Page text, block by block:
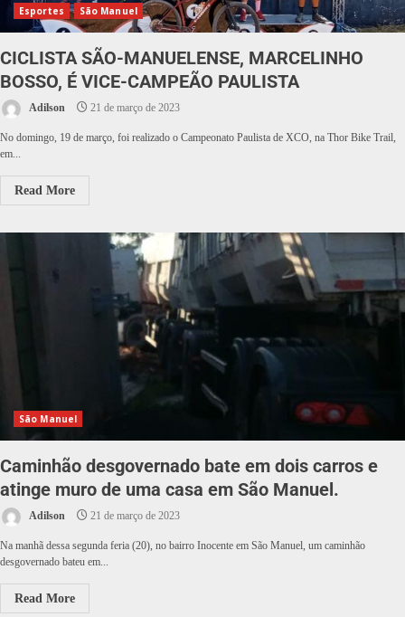
Esportes São Manuel
CICLISTA SÃO-MANUELENSE, MARCELINHO
BOSSO, É VICE-CAMPEÃO PAULISTA
Adilson 21 de março de 2023
No domingo, 19 de março, foi realizado o Campeonato Paulista de XCO, na Thor Bike Trail,
em...
Read More
São Manuel
Caminhão desgovernado bate em dois carros e
atinge muro de uma casa em São Manuel.
Adilson 21 de março de 2023
Na manhã dessa segunda feria (20), no bairro Inocente em São Manuel, um caminhão
desgovernado bateu em...
Read More